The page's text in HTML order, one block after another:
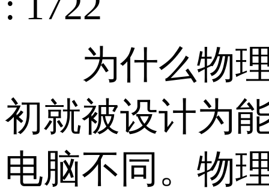
为什么物理
初就被设计为
电脑不同。物